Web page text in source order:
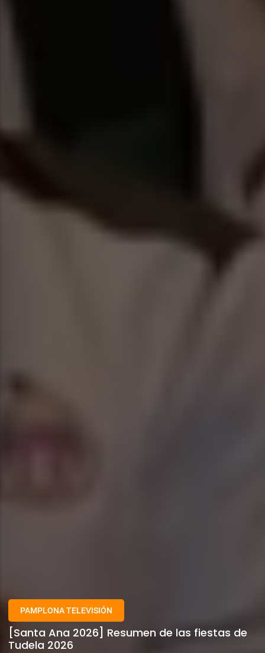
PAMPLONA TELEVISIÓN
[Santa Ana 2026] Resumen de las fiestas de
Tudela 2026